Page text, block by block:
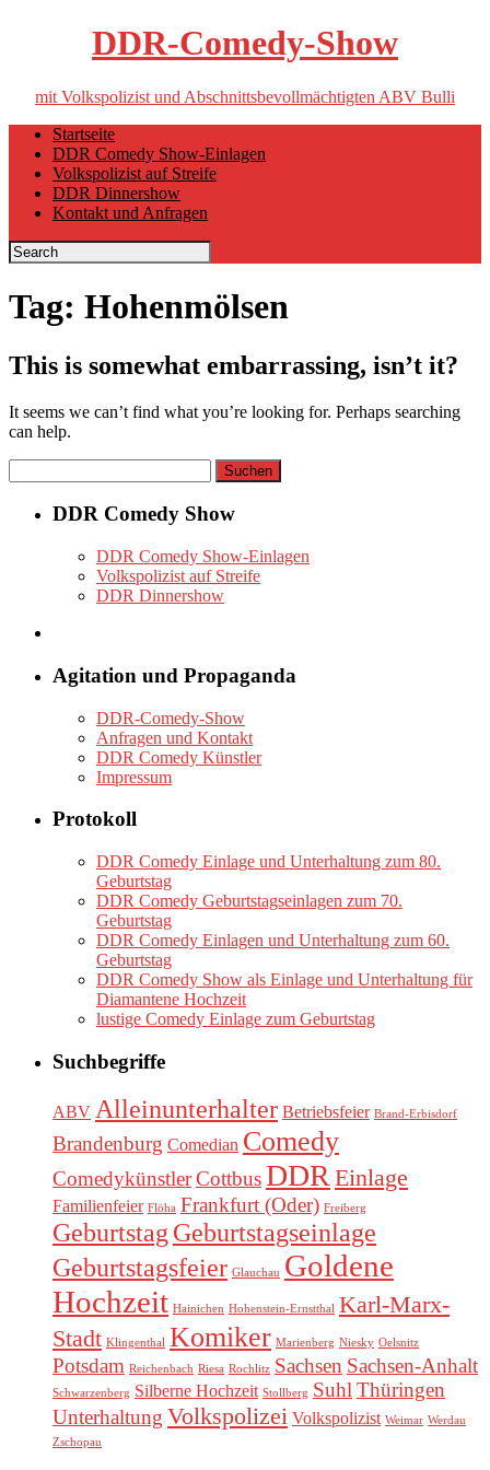
DDR-Comedy-Show
mit Volkspolizist und Abschnittsbevollmächtigten ABV Bulli
Skip
content
Startseite
DDR Comedy Show-Einlagen
Volkspolizist auf Streife
DDR Dinnershow
Kontakt und Anfragen
Tag: Hohenmölsen
This is somewhat embarrassing, isn’t it?
It seems we can’t find what you’re looking for. Perhaps searching
can help.
nach:
DDR Comedy Show
DDR Comedy Show-Einlagen
Volkspolizist auf Streife
DDR Dinnershow
Agitation und Propaganda
DDR-Comedy-Show
Anfragen und Kontakt
DDR Comedy Künstler
Impressum
Protokoll
DDR Comedy Einlage und Unterhaltung zum 80.
Geburtstag
DDR Comedy Geburtstagseinlagen zum 70.
Geburtstag
DDR Comedy Einlagen und Unterhaltung zum 60.
Geburtstag
DDR Comedy Show als Einlage und Unterhaltung für
Diamantene Hochzeit
lustige Comedy Einlage zum Geburtstag
Suchbegriffe
ABV Alleinunterhalter Betriebsfeier Brand-Erbisdorf
Brandenburg Comedian Comedy
ComedykünstlerCottbusDDREinlage
Familienfeier Flöha Frankfurt (Oder) Freiberg
GeburtstagGeburtstagseinlage
Geburtstagsfeier Glauchau Goldene
Hochzeit Hainichen Hohenstein-Ernstthal Karl-Marx-
Stadt Klingenthal Komiker Marienberg Niesky Oelsnitz
Potsdam Reichenbach Riesa Rochlitz Sachsen Sachsen-Anhalt
Schwarzenberg Silberne Hochzeit Stollberg SuhlThüringen
Unterhaltung Volkspolizei Volkspolizist Weimar Werdau
Zschopau